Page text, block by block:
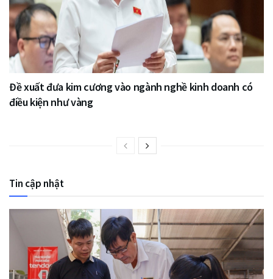
Đề xuất đưa kim cương vào ngành nghề kinh doanh có
điều kiện như vàng
Tin cập nhật